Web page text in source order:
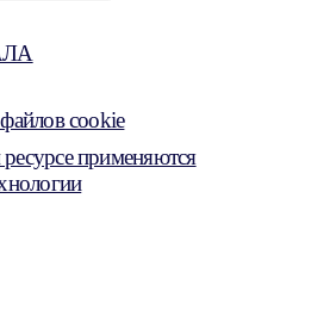
cookie
применяются